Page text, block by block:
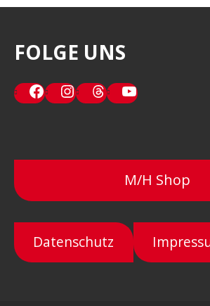
FOLGE UNS
Facebook
Instagram
Threads
M/H Shop
Datenschutz